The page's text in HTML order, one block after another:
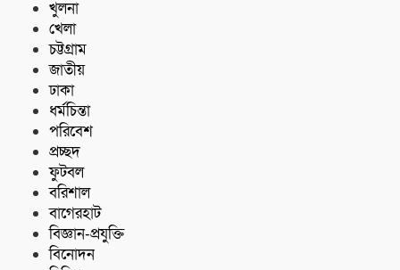
খুলনা
খেলা
চট্টগ্রাম
জাতীয়
ঢাকা
ধর্মচিন্তা
পরিবেশ
প্রচ্ছদ
ফুটবল
বরিশাল
বাগেরহাট
বিজ্ঞান-প্রযুক্তি
বিনোদন